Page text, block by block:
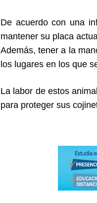
De acuerdo con una
mantener su placa
Además, tener a la
los lugares en los que
La labor de estos
para proteger sus